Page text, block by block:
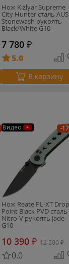
Нож Kizlyar Supreme
City Hunter сталь
Stonewash рукоять
Black/White G10
7 780 ₽
5.0
В корзину
-
Видео
Нож Reate PL-XT Drop
Point Black PVD сталь
Nitro-V рукоять Jade
G10
10 390 ₽ 12 500₽
0.0